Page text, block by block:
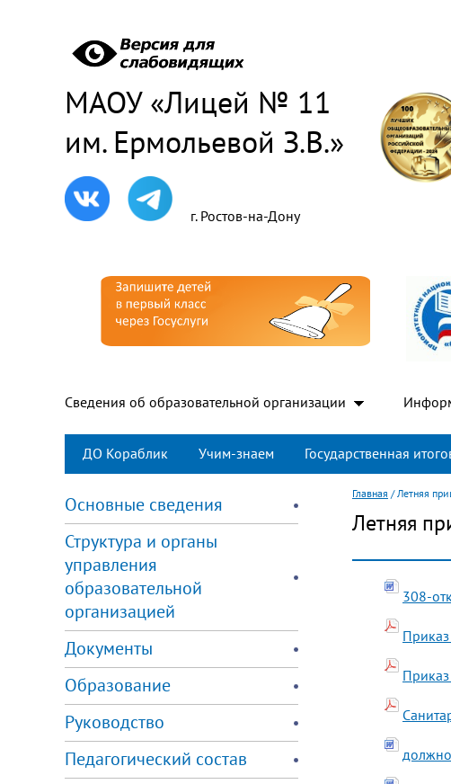
МАОУ «Лицей № 11
им. Ермольевой З.В.»
г. Ростов-на-Дону
Сведения об образовательной организации
ДО Кораблик Учим-знаем Государственная
Основные сведения
Структура и органы
управления
образовательной
организацией
Документы
Образование
Руководство
Педагогический состав
Главная /Летняя
Летняя
308-